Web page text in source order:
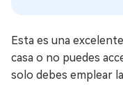
Esta es una
casa o no puedes
solo debes emplear